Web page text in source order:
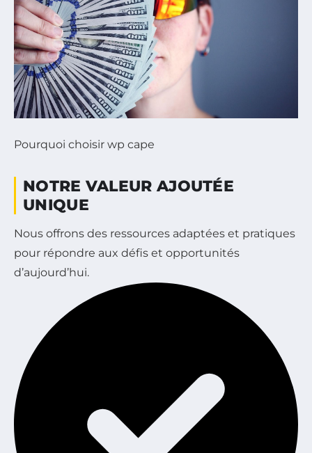
Pourquoi choisir wp cape
NOTRE VALEUR AJOUTÉE
UNIQUE
Nous offrons des ressources adaptées et pratiques
pour répondre aux défis et opportunités
d’aujourd’hui.